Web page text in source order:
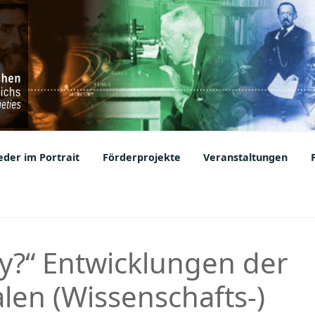
Societies
im Portrait Förderprojekte Veranstaltungen
Entwicklungen der
(Wissenschafts-)